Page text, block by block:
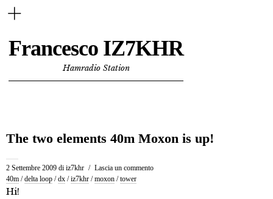
Francesco IZ7KHR
Hamradio Station
The two elements 40m Moxon is up!
2 Settembre 2009 di iz7khr
Lascia un commento
40m /delta loop /dx /iz7khr /moxon /tower
Hi!